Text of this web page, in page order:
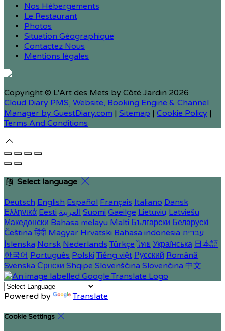
Nos Hébergements
Le Restaurant
Photos
Situation Géographique
Contactez Nous
Mentions légales
Copyright © L'Art des Mets by Côté Jardin 2026
Cloud Diary PMS, Website, Booking Engine & Channel
Manager by GuestDiary.com | Sitemap | Cookie Policy |
Terms And Conditions
Select language
Deutsch English Español Français Italiano Dansk
Ελληνικά Eesti العربية Suomi Gaeilge Lietuvių Latviešu
Македонски Bahasa melayu Malti Български Беларускі
Čeština हिंदी Magyar Hrvatski Bahasa indonesia עברית
Íslenska Norsk Nederlands Türkçe ไทย Українська 日本語
한국어 Português Polski Tiếng việt Русский Română
Svenska Српски Shqipe Slovenščina Slovenčina 中文
Powered by Translate
Cookie Settings